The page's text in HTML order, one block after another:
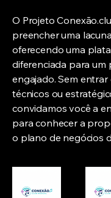
O Projeto
preencher uma
oferecendo uma
diferenciada para um
engajado. Sem
técnicos ou
convidamos você a
para conhecer a
o plano de negócios